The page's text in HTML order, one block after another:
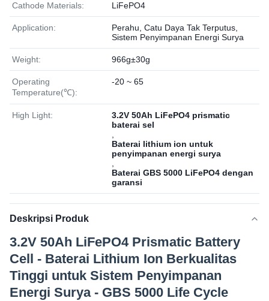
Cathode Materials: LiFePO4
Application:
Perahu, Catu Daya Tak Terputus,
Sistem Penyimpanan Energi Surya
Weight: 966g±30g
Operating
Temperature(℃):
-20 ~ 65
High Light:
3.2V 50Ah LiFePO4 prismatic
baterai sel
Baterai lithium ion untuk
penyimpanan energi surya
Baterai GBS 5000 LiFePO4 dengan
garansi
Deskripsi Produk
3.2V 50Ah LiFePO4 Prismatic Battery
Cell - Baterai Lithium Ion Berkualitas
Tinggi untuk Sistem Penyimpanan
Energi Surya - GBS 5000 Life Cycle